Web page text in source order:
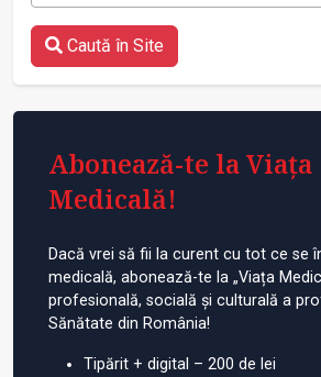
Caută în Site
Abonează-te la Viața
Medicală!
Dacă vrei să fii la curent cu tot ce se
medicală, abonează-te la „Viața
profesională, socială și culturală a
Sănătate din România!
Tipărit + digital – 200 de lei